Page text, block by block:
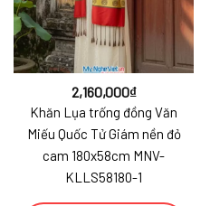
2,160,000₫
Khăn Lụa trống đồng Văn
Miếu Quốc Tử Giám nền đỏ
cam 180x58cm MNV-
KLLS58180-1